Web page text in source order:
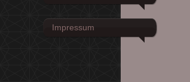
Impressum